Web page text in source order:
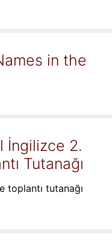
in the
İngilizce 2.
Tutanağı
toplantı tutanağı